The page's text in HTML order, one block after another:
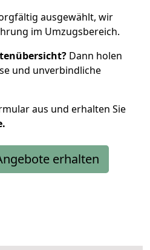
ausgewählt, wir
im Umzugsbereich.
Dann holen
und unverbindliche
aus und erhalten Sie
erhalten